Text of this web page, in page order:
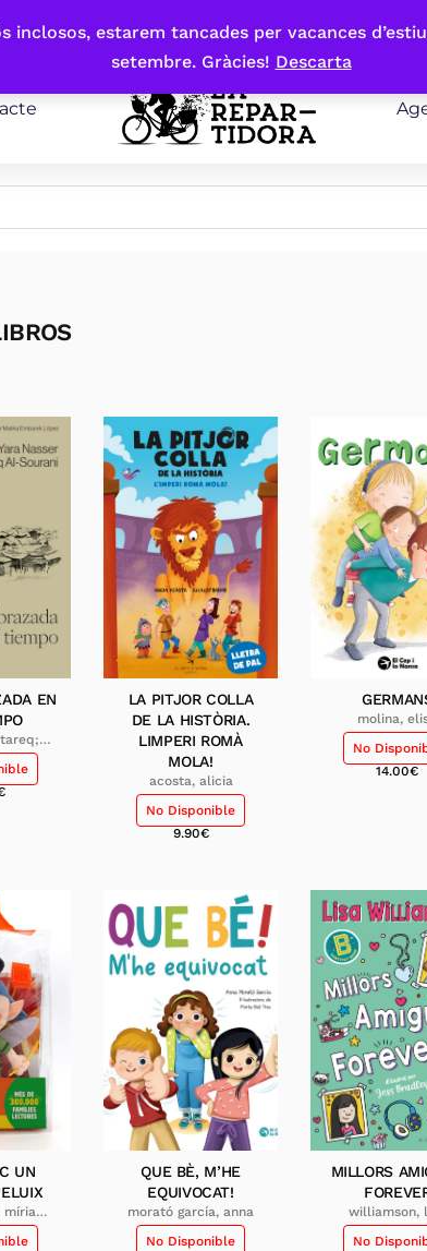
inclosos, estarem tancades per vacances
setembre. Gràcies! Descarta
EN
LA PITJOR COLLA
DE LA HISTÒRIA.
LIMPERI ROMÀ
MOLA!
acosta, alicia
No Disponible
9.90€
molina,
No
14.00€
UN
joan
QUE BÈ, M’HE
EQUIVOCAT!
morató garcía, anna
No Disponible
MILLORS
williamson,
No